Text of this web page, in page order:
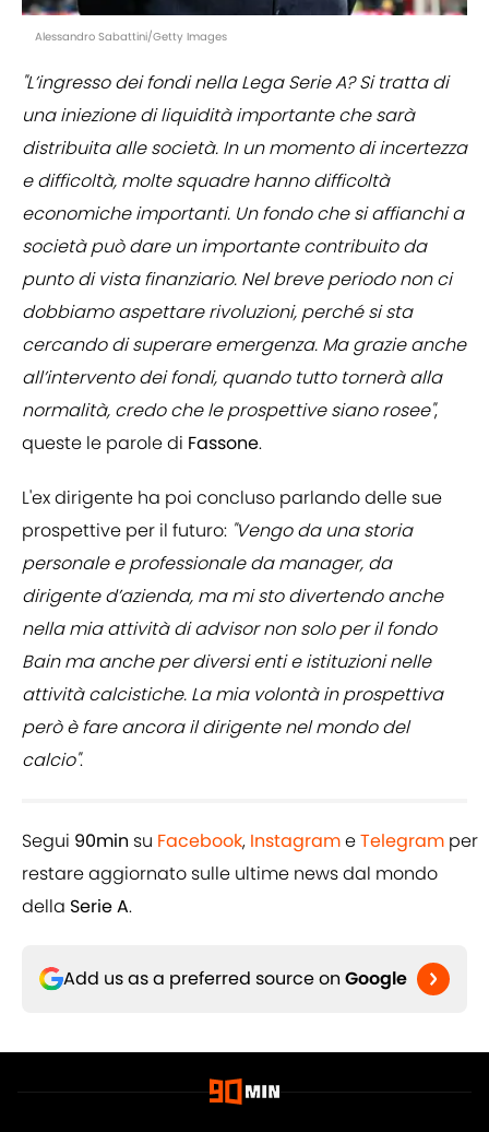
Alessandro Sabattini/Getty Images
"L’ingresso dei fondi nella Lega Serie A? Si tratta di
una iniezione di liquidità importante che sarà
distribuita alle società. In un momento di incertezza
e difficoltà, molte squadre hanno difficoltà
economiche importanti. Un fondo che si affianchi a
società può dare un importante contribuito da
punto di vista finanziario. Nel breve periodo non ci
dobbiamo aspettare rivoluzioni, perché si sta
cercando di superare emergenza. Ma grazie anche
all’intervento dei fondi, quando tutto tornerà alla
normalità, credo che le prospettive siano rosee",
queste le parole di Fassone.
L'ex dirigente ha poi concluso parlando delle sue
prospettive per il futuro: "Vengo da una storia
personale e professionale da manager, da
dirigente d’azienda, ma mi sto divertendo anche
nella mia attività di advisor non solo per il fondo
Bain ma anche per diversi enti e istituzioni nelle
attività calcistiche. La mia volontà in prospettiva
però è fare ancora il dirigente nel mondo del
calcio".
Segui 90min su Facebook, InstagrameTelegram per
restare aggiornato sulle ultime news dal mondo
della Serie A.
Add us as a preferred source on Google